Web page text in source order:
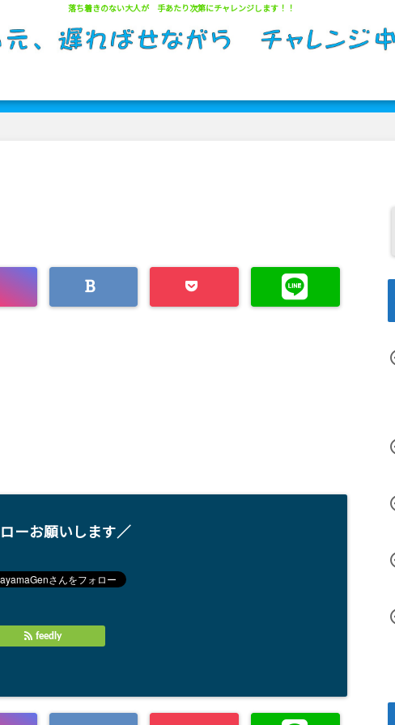
落ち着きのない大人が 手あたり次第にチャレンジします！！
ーお願いします／
feedly